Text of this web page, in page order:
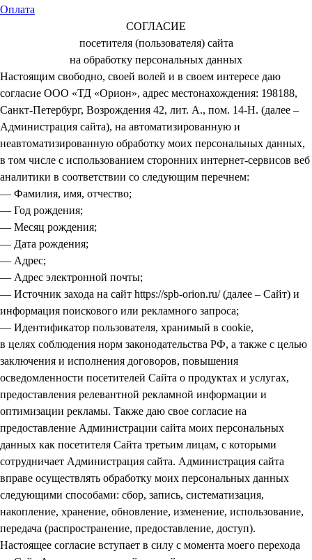
Оплата
СОГЛАСИЕ
посетителя (пользователя) сайта
на обработку персональных данных
Настоящим свободно, своей волей и в своем интересе даю
согласие ООО «ТД «Орион», адрес местонахождения: 198188,
Санкт-Петербург, Возрождения 42, лит. А., пом. 14-Н. (далее –
Администрация сайта), на автоматизированную и
неавтоматизированную обработку моих персональных данных,
в том числе с использованием сторонних интернет-сервисов веб
аналитики в соответствии со следующим перечнем:
— Фамилия, имя, отчество;
— Год рождения;
— Месяц рождения;
— Дата рождения;
— Адрес;
— Адрес электронной почты;
— Источник захода на сайт https://spb-orion.ru/ (далее – Сайт) и
информация поискового или рекламного запроса;
— Идентификатор пользователя, хранимый в cookie,
в целях соблюдения норм законодательства РФ, а также с целью
заключения и исполнения договоров, повышения
осведомленности посетителей Сайта о продуктах и услугах,
предоставления релевантной рекламной информации и
оптимизации рекламы. Также даю свое согласие на
предоставление Администрации сайта моих персональных
данных как посетителя Сайта третьим лицам, с которыми
сотрудничает Администрация сайта. Администрация сайта
вправе осуществлять обработку моих персональных данных
следующими способами: сбор, запись, систематизация,
накопление, хранение, обновление, изменение, использование,
передача (распространение, предоставление, доступ).
Настоящее согласие вступает в силу с момента моего перехода